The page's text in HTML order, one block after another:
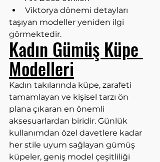
Viktorya dönemi detayları
taşıyan modeller yeniden ilgi
görmektedir.
Kadın Gümüş Küpe
Modelleri
Kadın takılarında küpe, zarafeti
tamamlayan ve kişisel tarzı ön
plana çıkaran en önemli
aksesuarlardan biridir. Günlük
kullanımdan özel davetlere kadar
her stile uyum sağlayan gümüş
küpeler, geniş model çeşitliliği